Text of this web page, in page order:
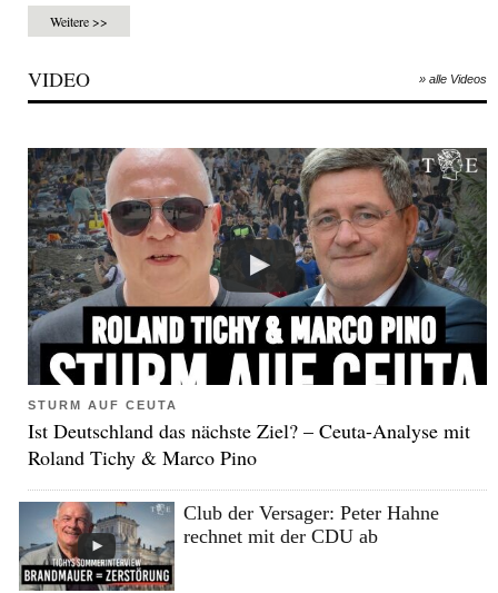
Weitere >>
VIDEO » alle Videos
STURM AUF CEUTA
Ist Deutschland das nächste Ziel? – Ceuta-Analyse mit
Roland Tichy & Marco Pino
Club der Versager: Peter Hahne
rechnet mit der CDU ab